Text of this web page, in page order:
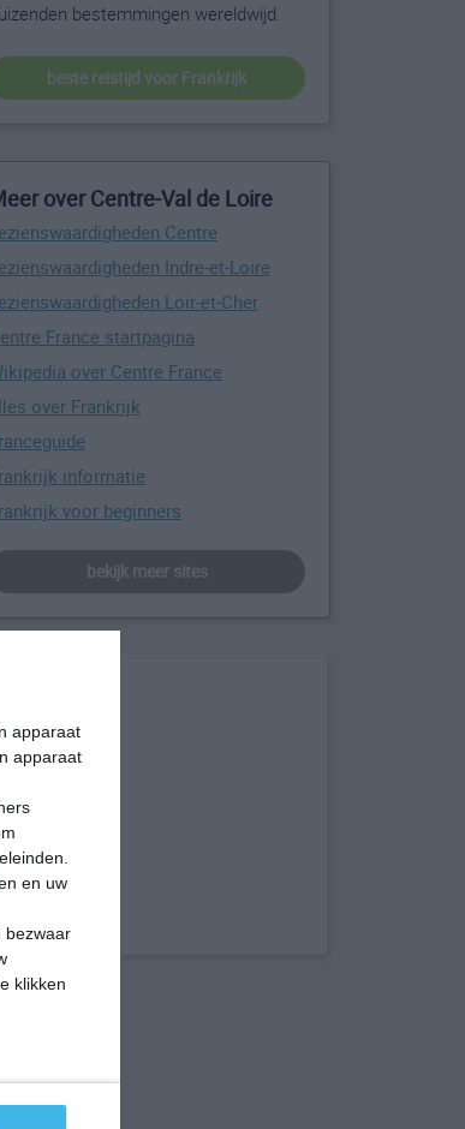
apparaat
apparaat
en uw
bezwaar
klikken
bestemmingen wereldwijd.
beste reistijd voor Frankrijk
over Centre-Val de Loire
Centre
Indre-et-Loire
Loir-et-Cher
France startpagina
over Centre France
over Frankrijk
informatie
voor beginners
bekijk meer sites